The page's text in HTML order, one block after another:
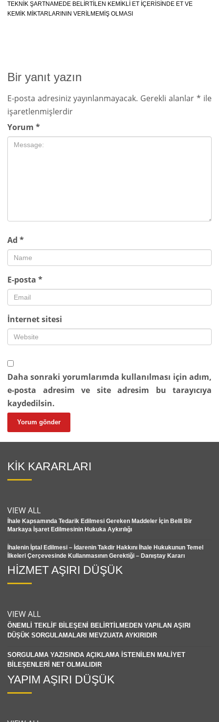
TEKNIK ŞARTNAMEDE BELIRTILEN KEMIKLI ET İÇERISINDE ET VE
KEMIK MIKTARLARININ VERILMEMIŞ OLMASI
Bir yanıt yazın
E-posta adresiniz yayınlanmayacak. Gerekli alanlar * ile
işaretlenmişlerdir
Yorum *
Ad *
E-posta *
İnternet sitesi
Daha sonraki yorumlarımda kullanılması için adım,
e-posta adresim ve site adresim bu tarayıcıya
kaydedilsin.
KİK KARARLARI
VIEW ALL
İhale Kapsamında Tedarik Edilmesi Gereken Maddeler İçin Belli Bir
Markaya İşaret Edilmesinin Hukuka Aykırılığı
İhalenin İptal Edilmesi – İdarenin Takdir Hakkını İhale Hukukunun Temel
İlkeleri Çerçevesinde Kullanmasının Gerektiği – Danıştay Kararı
HİZMET AŞIRI DÜŞÜK
VIEW ALL
ÖNEMLİ TEKLİF BİLEŞENİ BELİRTİLMEDEN YAPILAN AŞIRI
DÜŞÜK SORGULAMALARI MEVZUATA AYKIRIDIR
SORGULAMA YAZISINDA AÇIKLAMA İSTENİLEN MALİYET
BİLEŞENLERİ NET OLMALIDIR
YAPIM AŞIRI DÜŞÜK